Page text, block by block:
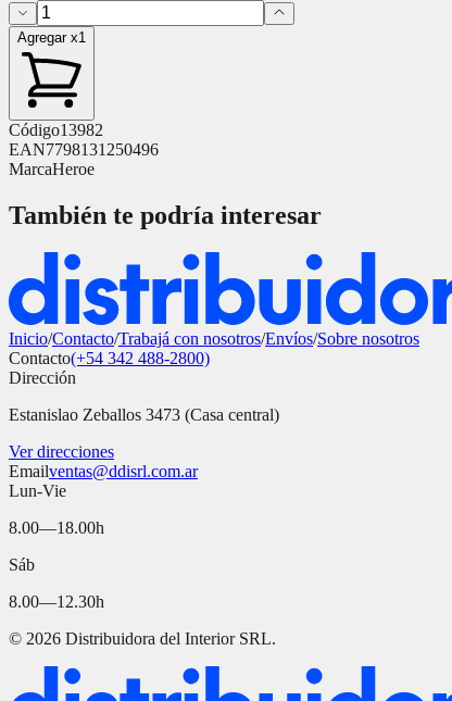
Agregar x1
Código13982
EAN7798131250496
MarcaHeroe
También te podría interesar
Inicio/Contacto/Trabajá con nosotros/Envíos/Sobre nosotros
Contacto(+54 342 488-2800)
Dirección
Estanislao Zeballos 3473 (Casa central)
Ver direcciones
Emailventas@ddisrl.com.ar
Lun-Vie
8.00—18.00h
Sáb
8.00—12.30h
© 2026 Distribuidora del Interior SRL.